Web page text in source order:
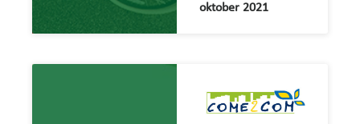
oktober 2021